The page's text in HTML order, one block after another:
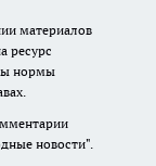
материалов
ресурс
нормы
новости".